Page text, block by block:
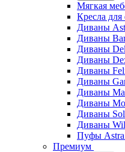
Мягкая
Кресла для
Диваны
Диваны
Диваны
Диваны
Диваны
Диваны
Диваны
Диваны
Диваны
Диваны
Пуфы Astra
Премиум